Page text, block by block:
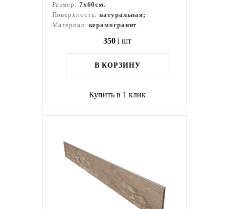
Размер: 7x60см.
Поверхность:натуральная;
Материал: керамогранит
350 i шт
В КОРЗИНУ
Купить в 1 клик